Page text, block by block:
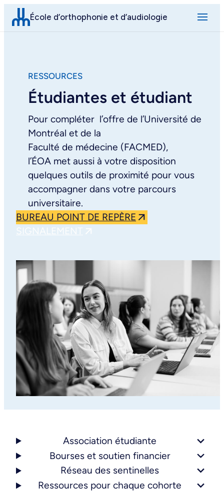
Aller
au
École d’orthophonie et d’audiologie
RESSOURCES
Étudiantes et étudiant
Pour compléter l’offre de l’Université de
Montréal et de la
Faculté de médecine (FACMED),
l’ÉOA met aussi à votre disposition
quelques outils de proximité pour vous
accompagner dans votre parcours
universitaire.
BUREAU POINT DE REPÈRE
SIGNALEMENT
Association étudiante
Bourses et soutien financier
Réseau des sentinelles
Ressources pour chaque cohorte